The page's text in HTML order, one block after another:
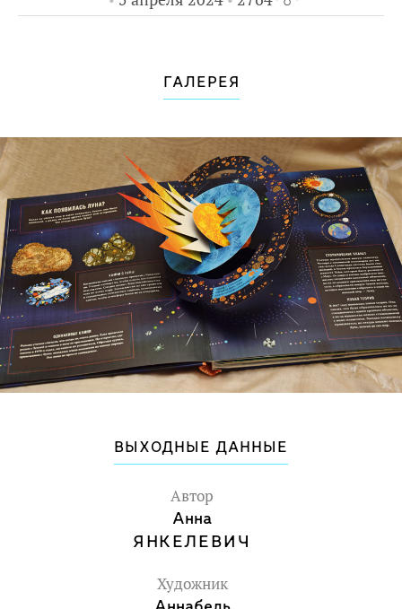
Для кого эта книга
Для детей от 5 лет.
Для тех, кто не понимает, почему у
Луны постоянно меняется внешний
вид.
Для тех, кто любит космос.
ГАЛЕРЕЯ
ВЫХОДНЫЕ ДАННЫЕ
Автор
Анна
ЯНКЕЛЕВИЧ
Художник